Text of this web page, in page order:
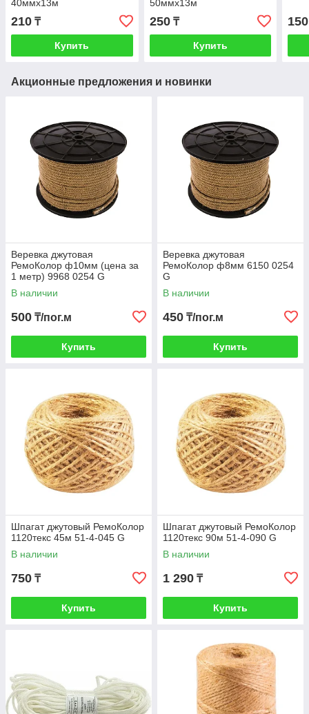
40ммх13м
210 ₸
Купить
50ммх13м
250₸
Купить
150
Акционные предложения и новинки
Веревка джутовая
РемоКолор ф10мм (цена за
1 метр) 9968 0254 G
В наличии
500 ₸/пог.м
Купить
Веревка джутовая
РемоКолор ф8мм 6150 0254
G
В наличии
450 ₸/пог.м
Купить
Шпагат джутовый РемоКолор
1120текс 45м 51-4-045 G
В наличии
750 ₸
Купить
Шпагат джутовый РемоКолор
1120текс 90м 51-4-090 G
В наличии
1 290 ₸
Купить